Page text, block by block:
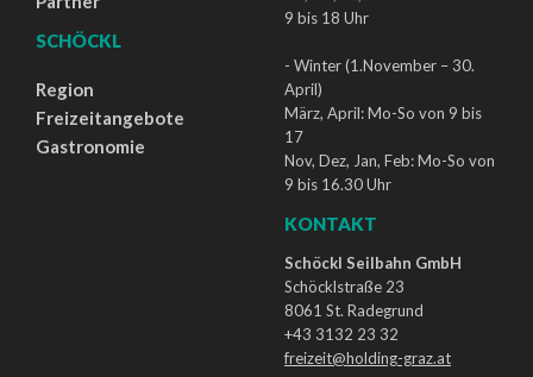
SCHÖCKL
Region
Freizeitangebote
Gastronomie
9 bis 18 Uhr
- Winter (1.November – 30.
April)
März, April: Mo-So von 9 bis
17
Nov, Dez, Jan, Feb: Mo-So von
9 bis 16.30 Uhr
KONTAKT
Schöckl Seilbahn GmbH
Schöcklstraße 23
8061 St. Radegrund
+43 3132 23 32
freizeit@holding-graz.at